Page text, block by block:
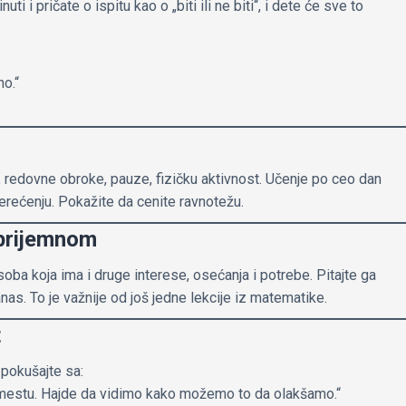
i pričate o ispitu kao o „biti ili ne biti“, i dete će sve to
obroke, pauze, fizičku aktivnost. Učenje po ceo dan
Pokažite da cenite ravnotežu.
koja ima i druge interese, osećanja i potrebe. Pitajte ga
To je važnije od još jedne lekcije iz matematike.
sa:
Hajde da vidimo kako možemo to da olakšamo.“